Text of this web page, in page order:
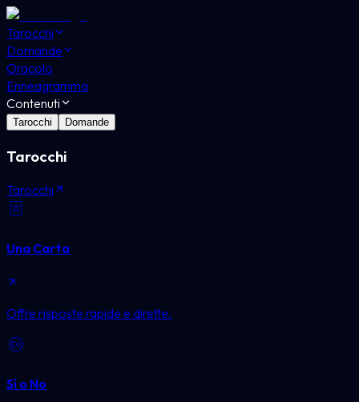
Tarocchi
Domande
Oracolo
Enneagramma
Contenuti
Tarocchi Domande
Tarocchi
Tarocchi
Una Carta
Offre risposte rapide e dirette.
Sì o No